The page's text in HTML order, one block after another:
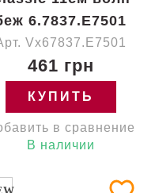
6.7837.E7501
Vx67837.E7501
461 грн
КУПИТЬ
в сравнение
В наличии